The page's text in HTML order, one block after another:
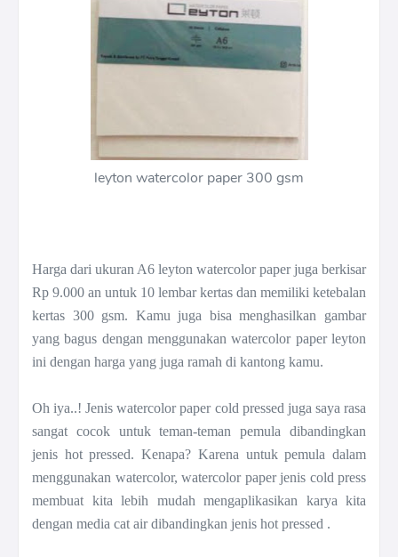
leyton watercolor paper 300 gsm
Harga dari ukuran A6 leyton watercolor paper juga berkisar
Rp 9.000 an untuk 10 lembar kertas dan memiliki ketebalan
kertas 300 gsm. Kamu juga bisa menghasilkan gambar
yang bagus dengan menggunakan watercolor paper leyton
ini dengan harga yang juga ramah di kantong kamu.
Oh iya..! Jenis watercolor paper cold pressed juga saya rasa
sangat cocok untuk teman-teman pemula dibandingkan
jenis hot pressed. Kenapa? Karena untuk pemula dalam
menggunakan watercolor, watercolor paper jenis cold press
membuat kita lebih mudah mengaplikasikan karya kita
dengan media cat air dibandingkan jenis hot pressed .